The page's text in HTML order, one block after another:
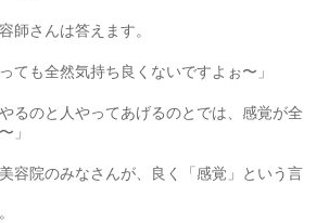
師さんは答えます。
ても全然気持ち良くないですよぉ〜」
るのと人やってあげるのとでは、感覚が全
」
容院のみなさんが、良く「感覚」という言